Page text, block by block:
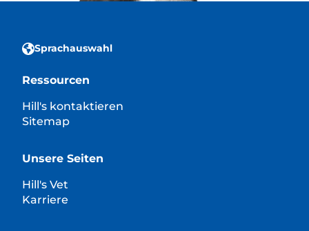
Sprachauswahl
Ressourcen
Hill's kontaktieren
Sitemap
Unsere Seiten
Hill's Vet
Karriere